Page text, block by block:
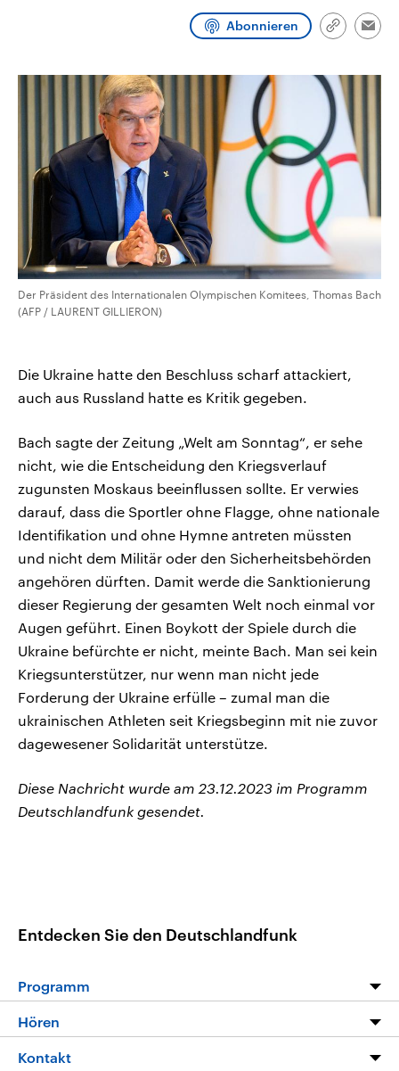
Abonnieren
Link
Der Präsident des Internationalen Olympischen Komitees, Thomas Bach
(AFP / LAURENT GILLIERON)
Die Ukraine hatte den Beschluss scharf attackiert,
auch aus Russland hatte es Kritik gegeben.
Bach sagte der Zeitung „Welt am Sonntag“, er sehe
nicht, wie die Entscheidung den Kriegsverlauf
zugunsten Moskaus beeinflussen sollte. Er verwies
darauf, dass die Sportler ohne Flagge, ohne nationale
Identifikation und ohne Hymne antreten müssten
und nicht dem Militär oder den Sicherheitsbehörden
angehören dürften. Damit werde die Sanktionierung
dieser Regierung der gesamten Welt noch einmal vor
Augen geführt. Einen Boykott der Spiele durch die
Ukraine befürchte er nicht, meinte Bach. Man sei kein
Kriegsunterstützer, nur wenn man nicht jede
Forderung der Ukraine erfülle – zumal man die
ukrainischen Athleten seit Kriegsbeginn mit nie zuvor
dagewesener Solidarität unterstütze.
Diese Nachricht wurde am 23.12.2023 im Programm
Deutschlandfunk gesendet.
Entdecken Sie den Deutschlandfunk
Programm
Programm
Hören
Livestream
Kontakt